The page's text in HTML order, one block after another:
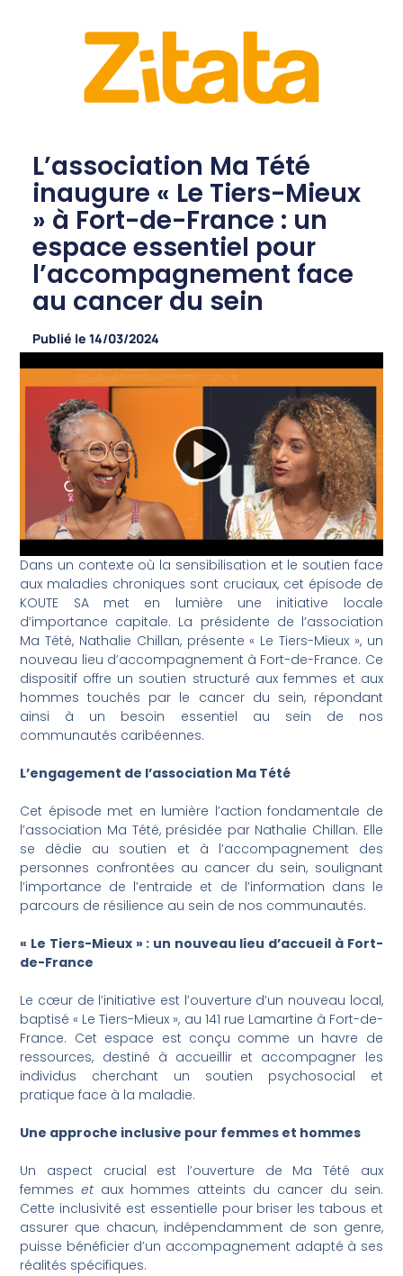
L’association Ma Tété
inaugure « Le Tiers-Mieux
» à Fort-de-France : un
espace essentiel pour
l’accompagnement face
au cancer du sein
Publié le 14/03/2024
Dans un contexte où la sensibilisation et le soutien face
aux maladies chroniques sont cruciaux, cet épisode de
KOUTE SA met en lumière une initiative locale
d’importance capitale. La présidente de l’association
Ma Tété, Nathalie Chillan, présente « Le Tiers-Mieux », un
nouveau lieu d’accompagnement à Fort-de-France. Ce
dispositif offre un soutien structuré aux femmes et aux
hommes touchés par le cancer du sein, répondant
ainsi à un besoin essentiel au sein de nos
communautés caribéennes.
L’engagement de l’association Ma Tété
Cet épisode met en lumière l’action fondamentale de
l’association Ma Tété, présidée par Nathalie Chillan. Elle
se dédie au soutien et à l’accompagnement des
personnes confrontées au cancer du sein, soulignant
l’importance de l’entraide et de l’information dans le
parcours de résilience au sein de nos communautés.
« Le Tiers-Mieux » : un nouveau lieu d’accueil à Fort-
de-France
Le cœur de l’initiative est l’ouverture d’un nouveau local,
baptisé « Le Tiers-Mieux », au 141 rue Lamartine à Fort-de-
France. Cet espace est conçu comme un havre de
ressources, destiné à accueillir et accompagner les
individus cherchant un soutien psychosocial et
pratique face à la maladie.
Une approche inclusive pour femmes et hommes
Un aspect crucial est l’ouverture de Ma Tété aux
femmeset aux hommes atteints du cancer du sein.
Cette inclusivité est essentielle pour briser les tabous et
assurer que chacun, indépendamment de son genre,
puisse bénéficier d’un accompagnement adapté à ses
réalités spécifiques.